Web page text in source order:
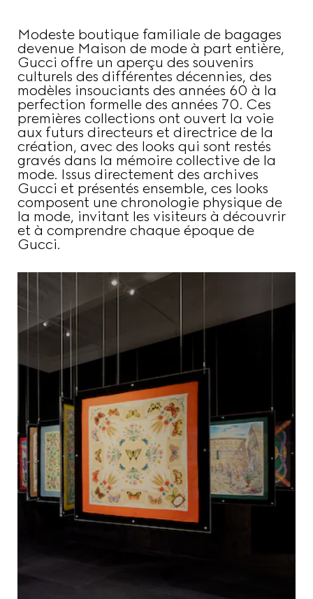
Modeste boutique familiale de bagages
devenue Maison de mode à part entière,
Gucci offre un aperçu des souvenirs
culturels des différentes décennies, des
modèles insouciants des années 60 à la
perfection formelle des années 70. Ces
premières collections ont ouvert la voie
aux futurs directeurs et directrice de la
création, avec des looks qui sont restés
gravés dans la mémoire collective de la
mode. Issus directement des archives
Gucci et présentés ensemble, ces looks
composent une chronologie physique de
la mode, invitant les visiteurs à découvrir
et à comprendre chaque époque de
Gucci.